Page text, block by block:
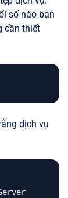
số nào bạn
cần thiết
dịch vụ